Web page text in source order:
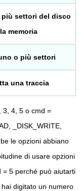
più settori del disco
memoria
o più settori
una traccia
3, 4, 5 o cmd =
_DISK_WRITE,
le opzioni abbiano
di usare opzioni
= 5 perché può aiutarti
digitato un numero